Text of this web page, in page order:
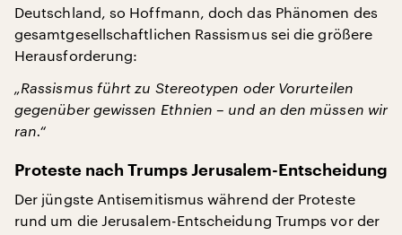
Deutschland, so Hoffmann, doch das Phänomen des
gesamtgesellschaftlichen Rassismus sei die größere
Herausforderung:
„Rassismus führt zu Stereotypen oder Vorurteilen
gegenüber gewissen Ethnien – und an den müssen wir
ran.“
Proteste nach Trumps Jerusalem-Entscheidung
Der jüngste Antisemitismus während der Proteste
rund um die Jerusalem-Entscheidung Trumps vor der